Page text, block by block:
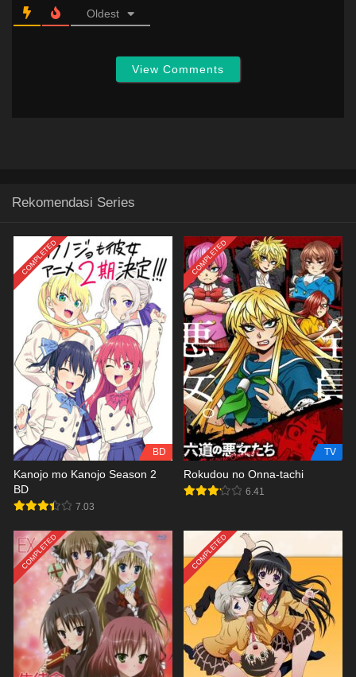
Oldest
View Comments
Rekomendasi Series
COMPLETED
BD
Kanojo mo Kanojo Season 2
BD
7.03
COMPLETED
TV
Rokudou no Onna-tachi
6.41
COMPLETED COMPLETED